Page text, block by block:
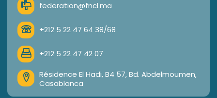
federation@fncl.ma
+212 5 22 47 64 38/68
+212 5 22 47 42 07
Résidence El Hadi, B4 57, Bd. Abdelmoumen,
Casablanca